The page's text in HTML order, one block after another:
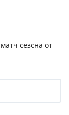
сезона от